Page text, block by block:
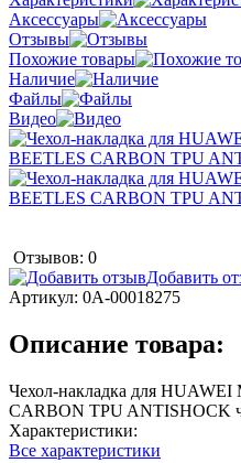
Аксессуары
Отзывы
Похожие товары
Наличие
Файлы
Видео
Отзывов: 0
Добавить
Артикул: 0А-00018275
Описание товара:
Чехол-накладка для
CARBON TPU ANTISHOCK
Характеристики:
Все характеристики